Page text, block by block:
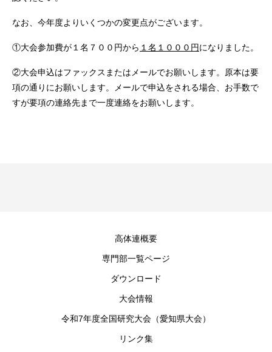
なお、今年度よりいくつかの変更点がございます。
①大会参加費が１名７００円から １名１０００円になりました。
②大会申込はファックスまたはメールでお願いします。原本は要
項の通りにお願いします。メールで申込をされる場合、お手数で
すが要項の連絡先まで一度連絡をお願いします。
高体連概要
専門部一覧ページ
ダウンロード
大会情報
令和7年度全国研究大会（愛知県大会）
リンク集